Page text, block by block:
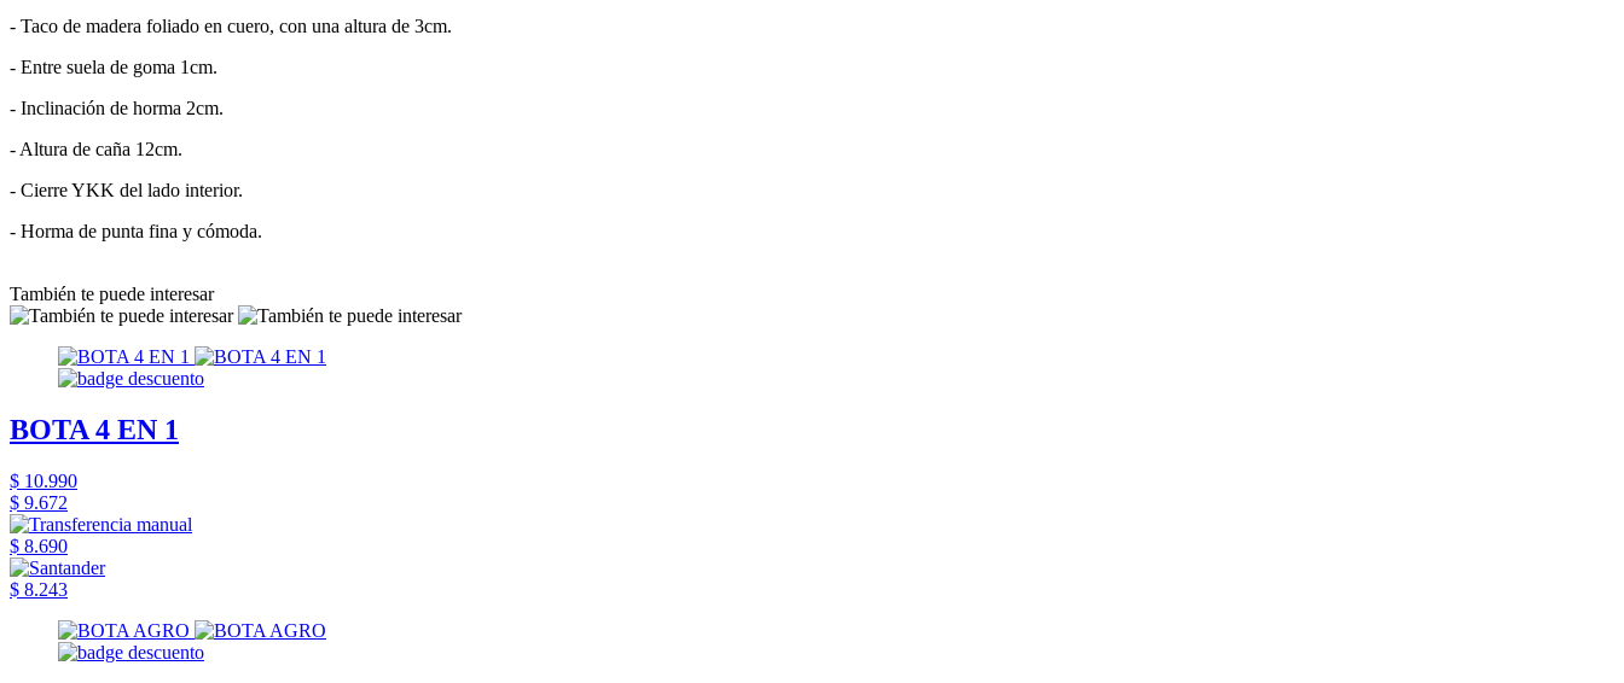
- Taco de madera foliado en cuero, con una altura de 3cm.
- Entre suela de goma 1cm.
- Inclinación de horma 2cm.
- Altura de caña 12cm.
- Cierre YKK del lado interior.
- Horma de punta fina y cómoda.
También te puede interesar
BOTA 4 EN 1
$ 10.990
$ 9.672
$ 8.690
$ 8.243